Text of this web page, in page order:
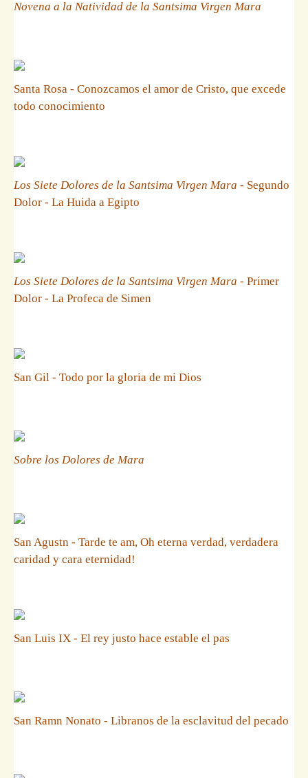
Novena a la Natividad de la Santsima Virgen Mara
Santa Rosa - Conozcamos el amor de Cristo, que excede
todo conocimiento
Los Siete Dolores de la Santsima Virgen Mara - Segundo
Dolor - La Huida a Egipto
Los Siete Dolores de la Santsima Virgen Mara - Primer
Dolor - La Profeca de Simen
San Gil - Todo por la gloria de mi Dios
Sobre los Dolores de Mara
San Agustn - Tarde te am, Oh eterna verdad, verdadera
caridad y cara eternidad!
San Luis IX - El rey justo hace estable el pas
San Ramn Nonato - Libranos de la esclavitud del pecado